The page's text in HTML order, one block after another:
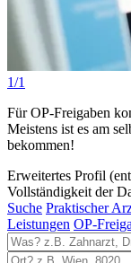
1/1
Für OP-Freigaben
Meistens ist es am
bekommen!
Erweitertes Profil
Vollständigkeit der
Suche Praktischer
Leistungen OP-